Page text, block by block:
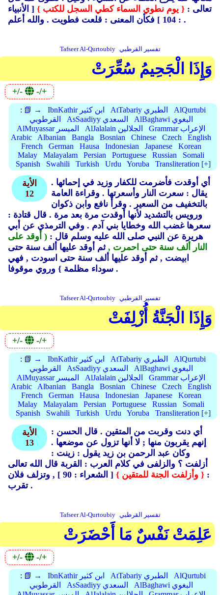
تعالى : { يوم نطوي السماء كطي السجل للكتب } [ الأنبياء
: 104 ] فكأن المعنى : قلعت فطويت . والله أعلم .
Tafseer Al-Qurtoubiy تفسير القرطبي
وَإِذَا الْجَحِيمُ سُعِّرَتْ
+/- -/+
: 📗 → IbnKathir ابن كثير AtTabariy الطبري
AlQurtubi
القرطوبي
AsSaadiyy السعدي
AlBaghawi البغوي
AlMuyassar الميسر
AlJalalain الجلالين
Grammar الإعراب
Arabic
Albanian Bangla Bosnian Chinese Czech
English
French
German Hausa Indonesian Japanese
Korean
Malay
Malayalam Persian Portuguese Russian
Somali
Spanish
Swahili Turkish Urdu Yoruba Transliteration [+]
الأية
12
أي أوقدت فأضرمت للكفار وزيد في إحمائها .
يقال : سعرت النار وأسعرتها . وقراءة العامة
بالتخفيف من السعير . وقرأ نافع وابن ذكوان
ورويس بالتشديد لأنها أوقدت مرة بعد مرة . قال قتادة :
سعرها غضب الله وخطايا بني آدم . وفي الترمذي عن أبي
هريرة عن النبي صلى الله عليه وسلم قال : ( أوقد على
النار ألف سنة حتى احمرت ,ثم أوقد عليها ألف سنة حتى
ابيضت ,ثم أوقد عليها ألف سنة حتى اسودت , فهي
سوداء مظلمة } وروي موقوفا .
Tafseer Al-Qurtoubiy تفسير القرطبي
وَإِذَا الْجَنَّةُ أُزْلِفَتْ
+/- -/+
: 📗 → IbnKathir ابن كثير AtTabariy الطبري
AlQurtubi
القرطوبي
AsSaadiyy السعدي
AlBaghawi البغوي
AlMuyassar الميسر
AlJalalain الجلالين
Grammar الإعراب
Arabic
Albanian Bangla Bosnian Chinese Czech
English
French
German Hausa Indonesian Japanese
Korean
Malay
Malayalam Persian Portuguese Russian
Somali
Spanish
Swahili Turkish Urdu Yoruba Transliteration [+]
الأية
13
أي دنت وقربت من المتقين . قال الحسن :
إنهم يقربون منها ; لا أنها تزول عن موضعها .
وكان عبد الرحمن بن زيد يقول : زينت :
أزلفت ؟ والزلفى في كلام العرب : القربة قال الله تعالى
: { وأزلفت الجنة للمتقين }
[ الشعراء : 90 ] , وتزلف فلان
تقرب .
Tafseer Al-Qurtoubiy تفسير القرطبي
عَلِمَتْ نَفْسٌ مَا أَحْضَرَتْ
+/- -/+
: 📗 → IbnKathir ابن كثير AtTabariy الطبري
AlQurtubi
القرطوبي
AsSaadiyy السعدي
AlBaghawi البغوي